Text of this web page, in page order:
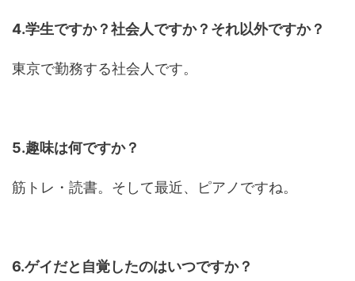
4.学生ですか？社会人ですか？それ以外ですか？
東京で勤務する社会人です。
5.趣味は何ですか？
筋トレ・読書。そして最近、ピアノですね。
6.ゲイだと自覚したのはいつですか？